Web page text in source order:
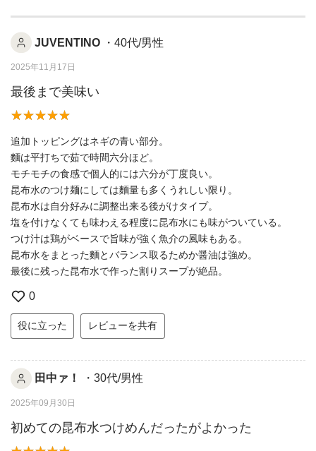
JUVENTINO ・40代/男性
2025年11月17日
最後まで美味い
追加トッピングはネギの青い部分。
麵は平打ちで茹で時間六分ほど。
モチモチの食感で個人的には六分が丁度良い。
昆布水のつけ麺にしては麵量も多くうれしい限り。
昆布水は自分好みに調整出来る後がけタイプ。
塩を付けなくても味わえる程度に昆布水にも味がついている。
つけ汁は鶏がベースで旨味が強く魚介の風味もある。
昆布水をまとった麵とバランス取るためか醤油は強め。
最後に残った昆布水で作った割りスープが絶品。
0
役に立った レビューを共有
田中ァ！ ・30代/男性
2025年09月30日
初めての昆布水つけめんだったがよかった